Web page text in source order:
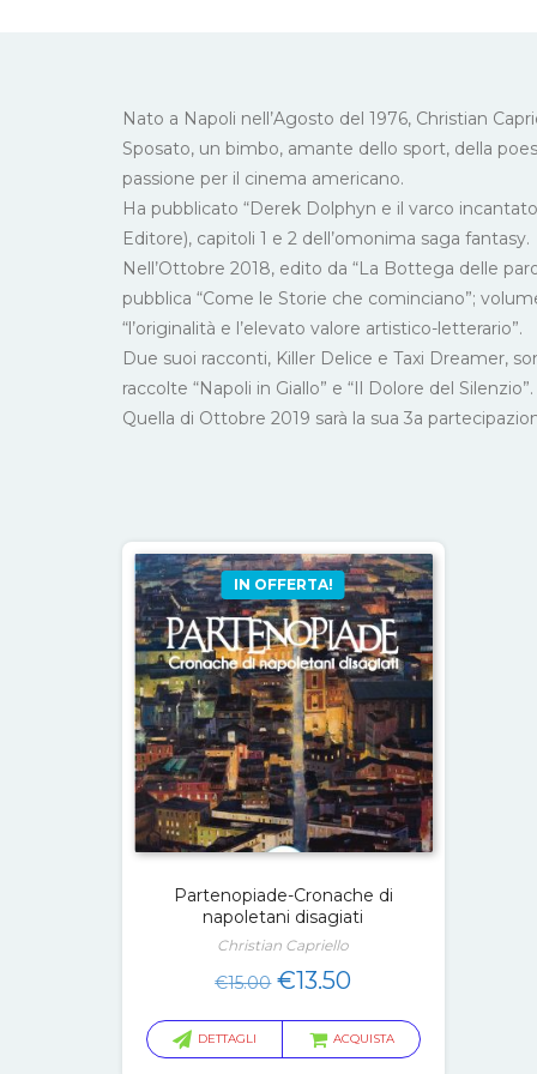
Nato a Napoli nell’Agosto del 1976, Christian
Sposato, un bimbo, amante dello sport, della
passione per il cinema americano.
Ha pubblicato “Derek Dolphyn e il varco
Editore), capitoli 1 e 2 dell’omonima saga fantasy.
Nell’Ottobre 2018, edito da “La Bottega delle
pubblica “Come le Storie che cominciano”;
“l’originalità e l’elevato valore artistico-letterario”.
Due suoi racconti, Killer Delice e Taxi Dreamer,
raccolte “Napoli in Giallo” e “Il Dolore del Silenzio”.
Quella di Ottobre 2019 sarà la sua 3a
IN OFFERTA!
Partenopiade-Cronache di
napoletani disagiati
Christian Capriello
€15.00 Il
originale
€13.50
attuale
DETTAGLI ACQUISTA